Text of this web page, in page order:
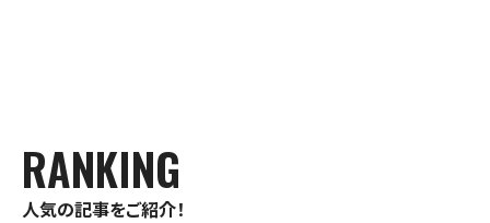
RANKING
人気の記事をご紹介！